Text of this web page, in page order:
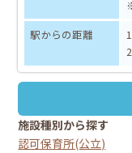
駅からの距離
施設種別から探す
認可保育所(公立)